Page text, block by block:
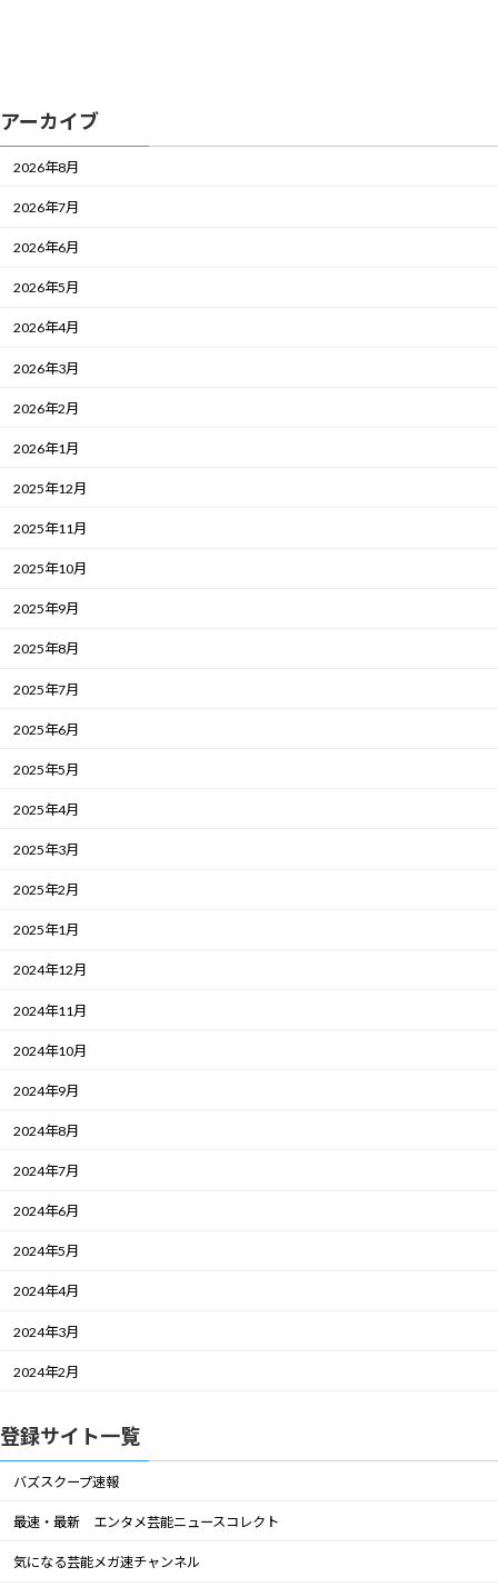
アーカイブ
2026年8月
2026年7月
2026年6月
2026年5月
2026年4月
2026年3月
2026年2月
2026年1月
2025年12月
2025年11月
2025年10月
2025年9月
2025年8月
2025年7月
2025年6月
2025年5月
2025年4月
2025年3月
2025年2月
2025年1月
2024年12月
2024年11月
2024年10月
2024年9月
2024年8月
2024年7月
2024年6月
2024年5月
2024年4月
2024年3月
2024年2月
登録サイト一覧
バズスクープ速報
最速・最新 エンタメ芸能ニュースコレクト
気になる芸能メガ速チャンネル